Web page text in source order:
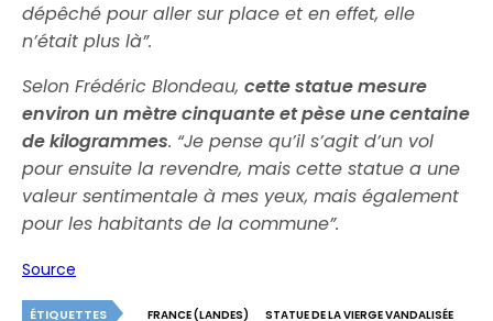
dépêché pour aller sur place et en effet, elle
n’était plus là”.
Selon Frédéric Blondeau,cette statue mesure
environ un mètre cinquante et pèse une centaine
de kilogrammes. “Je pense qu’il s’agit d’un vol
pour ensuite la revendre, mais cette statue a une
valeur sentimentale à mes yeux, mais également
pour les habitants de la commune”.
Source
ÉTIQUETTES FRANCE (LANDES)
STATUE DE LA VIERGE VANDALISÉE